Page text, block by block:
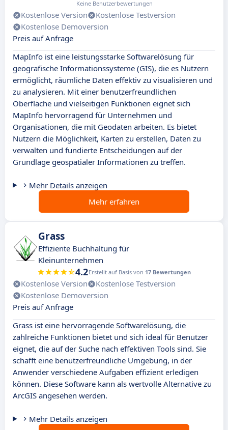
Keine Benutzerbewertungen
Kostenlose Version
Kostenlose Testversion
Kostenlose Demoversion
Preis auf Anfrage
MapInfo ist eine leistungsstarke Softwarelösung für
geografische Informationssysteme (GIS), die es Nutzern
ermöglicht, räumliche Daten effektiv zu visualisieren und
zu analysieren. Mit einer benutzerfreundlichen
Oberfläche und vielseitigen Funktionen eignet sich
MapInfo hervorragend für Unternehmen und
Organisationen, die mit Geodaten arbeiten. Es bietet
Nutzern die Möglichkeit, Karten zu erstellen, Daten zu
verwalten und fundierte Entscheidungen auf der
Grundlage geospatialer Informationen zu treffen.
Mehr Details anzeigen
Mehr erfahren
Grass
Effiziente Buchhaltung für
Kleinunternehmen
4.2Erstellt auf Basis von 17 Bewertungen
Kostenlose Version
Kostenlose Testversion
Kostenlose Demoversion
Preis auf Anfrage
Grass ist eine hervorragende Softwarelösung, die
zahlreiche Funktionen bietet und sich ideal für Benutzer
eignet, die auf der Suche nach effektiven Tools sind. Sie
schafft eine benutzerfreundliche Umgebung, in der
Anwender verschiedene Aufgaben effizient erledigen
können. Diese Software kann als wertvolle Alternative zu
ArcGIS angesehen werden.
Mehr Details anzeigen